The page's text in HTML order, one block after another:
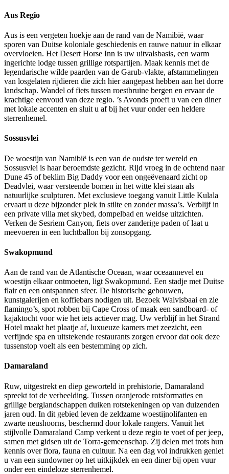
Aus Regio
Aus is een vergeten hoekje aan de rand van de Namibië, waar
sporen van Duitse koloniale geschiedenis en rauwe natuur in elkaar
overvloeien. Het Desert Horse Inn is uw uitvalsbasis, een warm
ingerichte lodge tussen grillige rotspartijen. Maak kennis met de
legendarische wilde paarden van de Garub-vlakte, afstammelingen
van losgelaten rijdieren die zich hier aangepast hebben aan het dorre
landschap. Wandel of fiets tussen roestbruine bergen en ervaar de
krachtige eenvoud van deze regio. ’s Avonds proeft u van een diner
met lokale accenten en sluit u af bij het vuur onder een heldere
sterrenhemel.
Sossusvlei
De woestijn van Namibië is een van de oudste ter wereld en
Sossusvlei is haar beroemdste gezicht. Rijd vroeg in de ochtend naar
Dune 45 of beklim Big Daddy voor een ongeëvenaard zicht op
Deadvlei, waar versteende bomen in het witte klei staan als
natuurlijke sculpturen. Met exclusieve toegang vanuit Little Kulala
ervaart u deze bijzonder plek in stilte en zonder massa’s. Verblijf in
een private villa met skybed, dompelbad en weidse uitzichten.
Verken de Sesriem Canyon, fiets over zanderige paden of laat u
meevoeren in een luchtballon bij zonsopgang.
Swakopmund
Aan de rand van de Atlantische Oceaan, waar oceaannevel en
woestijn elkaar ontmoeten, ligt Swakopmund. Een stadje met Duitse
flair en een ontspannen sfeer. De historische gebouwen,
kunstgalerijen en koffiebars nodigen uit. Bezoek Walvisbaai en zie
flamingo’s, spot robben bij Cape Cross of maak een sandboard- of
kajaktocht voor wie het iets actiever mag. Uw verblijf in het Strand
Hotel maakt het plaatje af, luxueuze kamers met zeezicht, een
verfijnde spa en uitstekende restaurants zorgen ervoor dat ook deze
tussenstop voelt als een bestemming op zich.
Damaraland
Ruw, uitgestrekt en diep geworteld in prehistorie, Damaraland
spreekt tot de verbeelding. Tussen oranjerode rotsformaties en
grillige berglandschappen duiken rotstekeningen op van duizenden
jaren oud. In dit gebied leven de zeldzame woestijnolifanten en
zwarte neushoorns, beschermd door lokale rangers. Vanuit het
stijlvolle Damaraland Camp verkent u deze regio te voet of per jeep,
samen met gidsen uit de Torra-gemeenschap. Zij delen met trots hun
kennis over flora, fauna en cultuur. Na een dag vol indrukken geniet
u van een sundowner op het uitkijkdek en een diner bij open vuur
onder een eindeloze sterrenhemel.